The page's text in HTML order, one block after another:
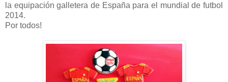
la equipación galletera de España para el mundial de futbol
2014.
Por todos!